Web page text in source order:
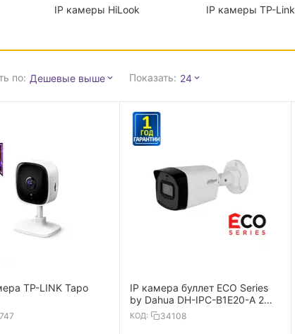
IP камеры HiLook IP камеры TP-Link
по: Дешевые выше Показать: 24
TP-LINK Tapo
IP камера буллет ECO Series
by Dahua DH-IPC-B1E20-A 2MP
2.8mm 1920×1080 Mic IP67
КОД: 34108